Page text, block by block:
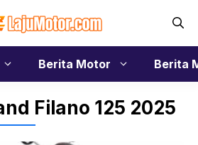
Berita Motor Berita
Filano 125 2025